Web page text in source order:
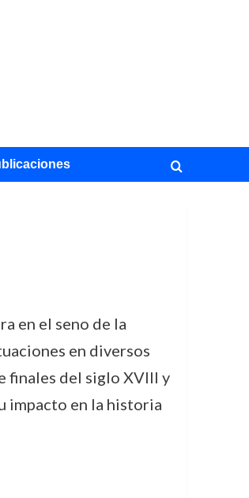
en el seno de la
en diversos
del siglo XVIII y
impacto en la historia